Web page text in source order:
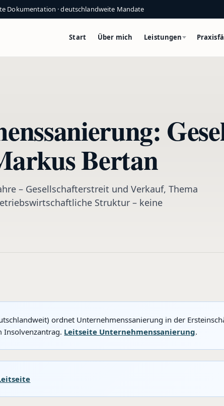
Dokumentation · deutschlandweite Mandate
Start Über mich Leistungen
Bertan
– Gesellschafterstreit und Verkauf, Thema
Struktur – keine
ordnet Unternehmenssanierung in der
Insolvenzantrag. Leitseite Unternehmenssanierung.